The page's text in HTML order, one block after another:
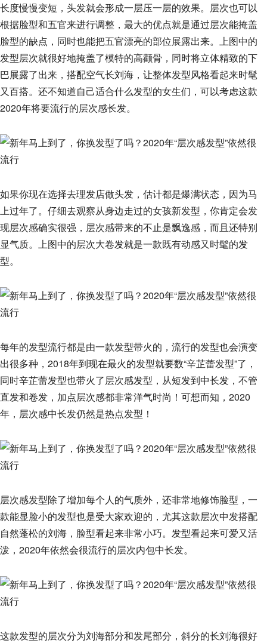
长度慢慢变短，头发就会形成一层压一层的效果。层次也可以
根据脸型和五官来进行调整，最大的优点就是通过层次能掩盖
脸型的缺点，同时也能把五官漂亮的部位展露出来。上图中的
发型层次就很好地掩盖了模特的高颧骨，同时将立体精致的下
巴展露了出来，搭配空气长刘海，让整体发型风格看起来时髦
又百搭。还不知道自己适合什么发型的女生们，可以考虑这款
2020年将要流行的层次感长发。
如果你现在选择去理发店做头发，估计都是爆满状态，因为马
上过年了。仔细去观察从身边走过的女孩新发型，你肯定会发
现层次感确实很强，层次感带来的不止是飘逸感，而且还特别
显气质。上图中的层次大卷发就是一款既有动感又时髦的发
型。
每年的发型流行都是由一款发型带火的，流行的发型也会演变
出很多种，2018年到现在最火的发型就要数“辛芷蕾发型”了，
同时辛芷蕾发型也带火了层次感发型，从短发到中长发，不管
直发和卷发，加点层次感都非常洋气时尚！可想而知，2020
年，层次感中长发仍然是热点发型！
层次感发型除了增加每个人的气质外，还非常地修饰脸型，一
款能显脸小的发型也是受大家欢迎的，尤其这款层次中发搭配
自然蓬松的刘海，脸型看起来非常小巧。发型看起来可爱又活
泼，2020年依然会很流行的层次内包中长发。
这款发型的层次分为刘海部分和发尾部分，斜分的长刘海很好